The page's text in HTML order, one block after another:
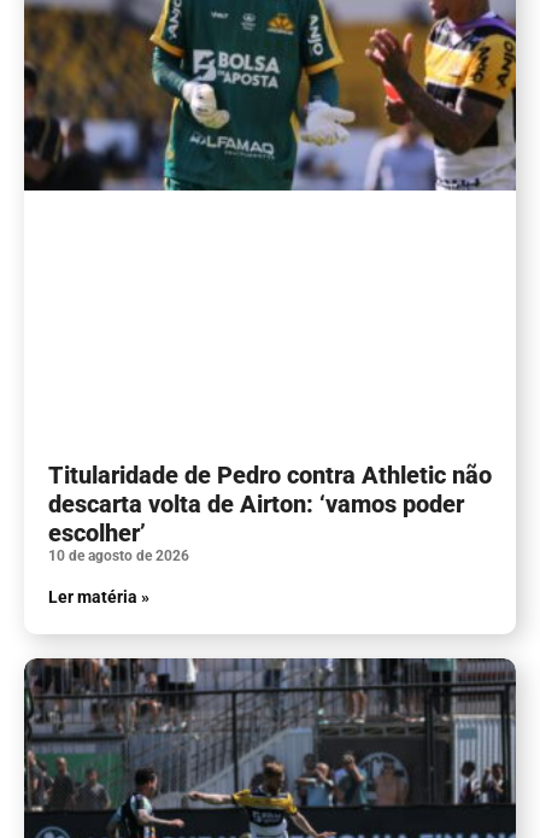
Titularidade de Pedro contra Athletic não
descarta volta de Airton: ‘vamos poder
escolher’
10 de agosto de 2026
Ler matéria »